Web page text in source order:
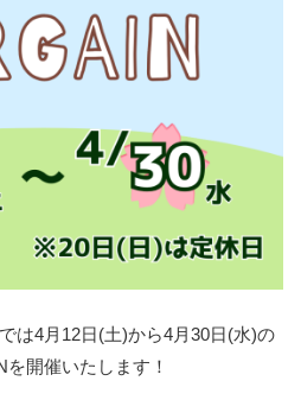
は4月12日(土)から4月30日(水)の
開催いたします！